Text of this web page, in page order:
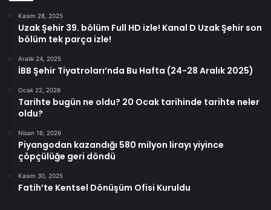
Kasım 28, 2025
Uzak Şehir 39. bölüm Full HD izle! Kanal D Uzak Şehir son
bölüm tek parça izle!
Aralık 24, 2025
İBB Şehir Tiyatroları’nda Bu Hafta (24-28 Aralık 2025)
Ocak 22, 2026
Tarihte bugün ne oldu? 20 Ocak tarihinde tarihte neler
oldu?
Nisan 16, 2026
Piyangodan kazandığı 580 milyon lirayı yiyince
çöpçülüğe geri döndü
Kasım 30, 2025
Fatih’te Kentsel Dönüşüm Ofisi Kuruldu